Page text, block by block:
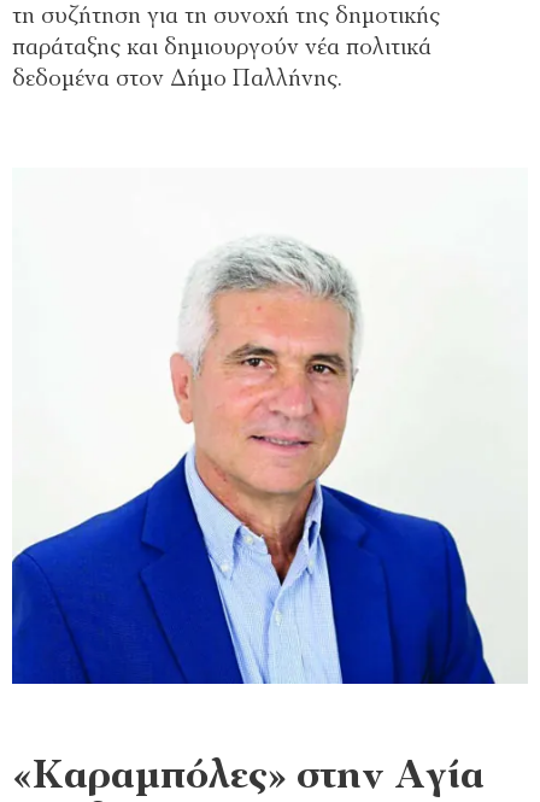
τη συζήτηση για τη συνοχή της δημοτικής
παράταξης και δημιουργούν νέα πολιτικά
δεδομένα στον Δήμο Παλλήνης.
«Καραμπόλες» στην Αγία